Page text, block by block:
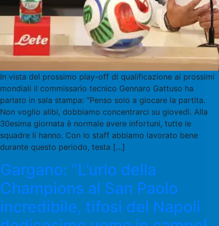
In vista del prossimo play-off di qualificazione ai prossimi
mondiali il commissario tecnico Gennaro Gattuso ha
parlato in sala stampa: “Penso solo a giocare la partita.
Non voglio alibi, dobbiamo concentrarci su giovedì. Alla
30esima giornata è normale avere infortuni, tutte le
squadre li hanno. Con lo staff abbiamo lavorato bene
durante questo periodo, testa […]
Gargano: “L’urlo della
Champions al San Paolo
incredibile, tifosi del Napoli